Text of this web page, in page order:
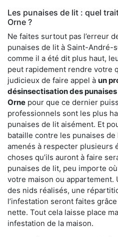
Les punaises de lit : quel
Orne ?
Ne faites surtout pas l’erreur
punaises de lit à Saint-André-
comme il a été dit plus haut,
peut rapidement rendre votre
judicieux de faire appel à un
désinsectisation des
Orne pour que ce dernier
professionnels sont les plus
punaises de lit aisément. Et
bataille contre les punaises
amenés à respecter plusieurs
choses qu’ils auront à faire
punaises de lit, peu importe
votre maison ou appartement.
des nids réalisés, une
l’infestation seront faites
nette. Tout cela laisse place
infestation de la maison.